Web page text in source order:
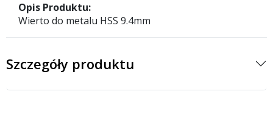
Opis Produktu:
Wierto do metalu HSS 9.4mm
Szczegóły produktu